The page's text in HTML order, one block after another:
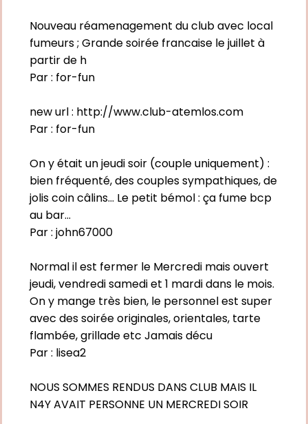
Nouveau réamenagement du club avec local
fumeurs ; Grande soirée francaise le juillet à
partir de h
Par : for-fun
new url : http://www.club-atemlos.com
Par : for-fun
On y était un jeudi soir (couple uniquement) :
bien fréquenté, des couples sympathiques, de
jolis coin câlins... Le petit bémol : ça fume bcp
au bar...
Par : john67000
Normal il est fermer le Mercredi mais ouvert
jeudi, vendredi samedi et 1 mardi dans le mois.
On y mange très bien, le personnel est super
avec des soirée originales, orientales, tarte
flambée, grillade etc Jamais décu
Par : lisea2
NOUS SOMMES RENDUS DANS CLUB MAIS IL
N4Y AVAIT PERSONNE UN MERCREDI SOIR